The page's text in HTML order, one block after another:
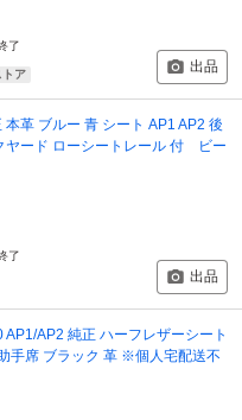
了
トア 出品
革 ブルー 青 シート AP1 AP2 後
ヤード ローシートレール 付 ビー
了
出品
AP2 純正 ハーフレザーシート
手席 ブラック 革 ※個人宅配送不